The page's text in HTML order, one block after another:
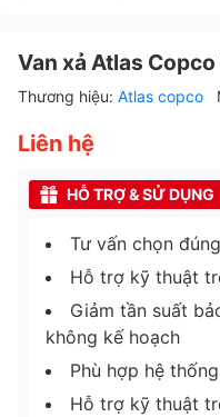
Van xả Atlas
Thương hiệu: Atlas copco
Liên hệ
HỖ TRỢ & SỬ DỤNG
Tư vấn chọn
Hỗ trợ kỹ thuật
Giảm tần suất
không kế hoạch
Phù hợp hệ
Hỗ trợ kỹ thuật